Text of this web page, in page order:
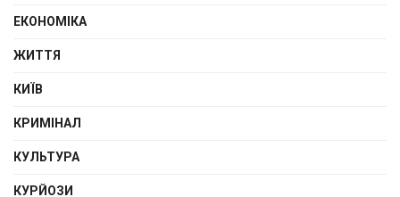
ЕКОНОМІКА
ЖИТТЯ
КИЇВ
КРИМІНАЛ
КУЛЬТУРА
КУРЙОЗИ